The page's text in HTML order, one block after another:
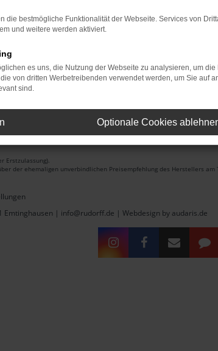
MO-DO: 07:30 bis 18:00 Uhr
Erstzulassung).
der ehemaligen unverbindlichen Preisempfehlung des Herstellers am
Emtinghausen | info@rudorff.de | Webdesign by audaris.de
die bestmögliche Funktionalität der Webseite. Services von
und weitere werden aktiviert.
es uns, die Nutzung der Webseite zu analysieren, um
von dritten Werbetreibenden verwendet werden, um Sie auf
sind.
Optionale Cookies